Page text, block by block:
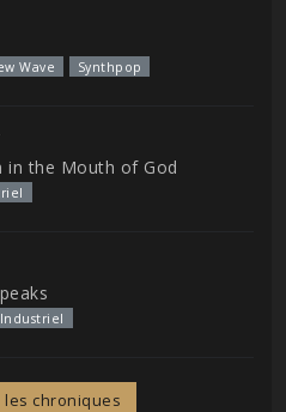
Wave Synthpop
in the Mouth of God
chroniques